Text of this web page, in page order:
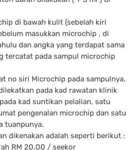
di bawah kulit (sebelah kiri
masukkan microchip , di
dan angka yang terdapat sama
tercatat pada sampul microchip
no siri Microchip pada sampulnya.
pada kad rawatan klinik
kad suntikan pelalian, satu
pengenalan microchip dan satu
tuanpunya.
dikenakan adalah seperti berikut :
RM 20.00 / seekor